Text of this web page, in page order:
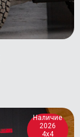
Наличие
2026
4x4